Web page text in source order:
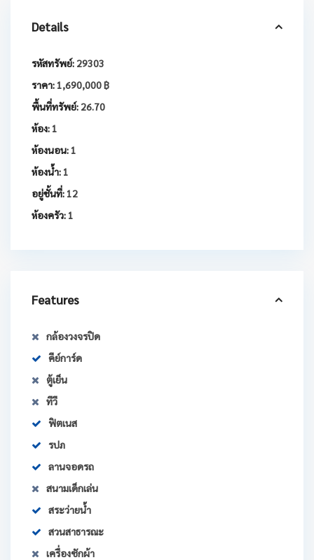
Details
รหัสทรัพย์: 29303
ราคา: 1,690,000 ฿
พื้นที่ทรัพย์: 26.70
ห้อง: 1
ห้องนอน: 1
ห้องน้ำ: 1
อยู่ชั้นที่: 12
ห้องครัว: 1
Features
กล้องวงจรปิด
คีย์การ์ด
ตู้เย็น
ทีวี
ฟิตเนส
รปภ
ลานจอดรถ
สนามเด็กเล่น
สระว่ายน้ำ
สวนสาธารณะ
เครื่องซักผ้า